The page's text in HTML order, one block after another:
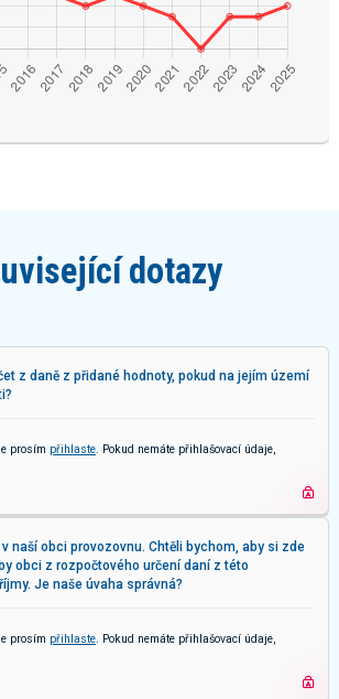
dotazy
z daně z přidané hodnoty, pokud na jejím území
prosím přihlaste . Pokud nemáte přihlašovací údaje,
naší obci provozovnu. Chtěli bychom, aby si zde
obci z rozpočtového určení daní z této
Je naše úvaha správná?
prosím přihlaste . Pokud nemáte přihlašovací údaje,